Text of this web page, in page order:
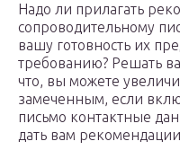
Надо ли прилагать
сопроводительному
вашу готовность их
требованию? Решать
что, вы можете
замеченным, если
письмо контактные
дать вам